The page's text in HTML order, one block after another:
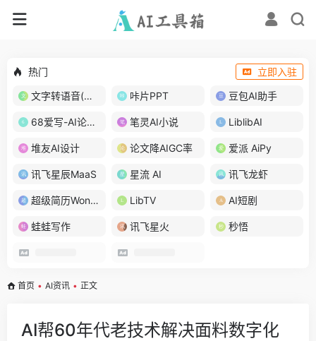
热门
立即入驻
文字转语音(琅琅配音)
咔片PPT 豆包AI助手
68爱写-AI论文写作 笔灵AI小说 LiblibAI
堆友AI设计 论文降AIGC率 爱派 AiPy
讯飞星辰MaaS 星流 AI 讯飞龙虾
超级简历WonderCV LibTV AI短剧
蛙蛙写作 讯飞星火 秒悟
首页 • AI资讯 • 正文
AI帮60年代老技术解决面料数字化